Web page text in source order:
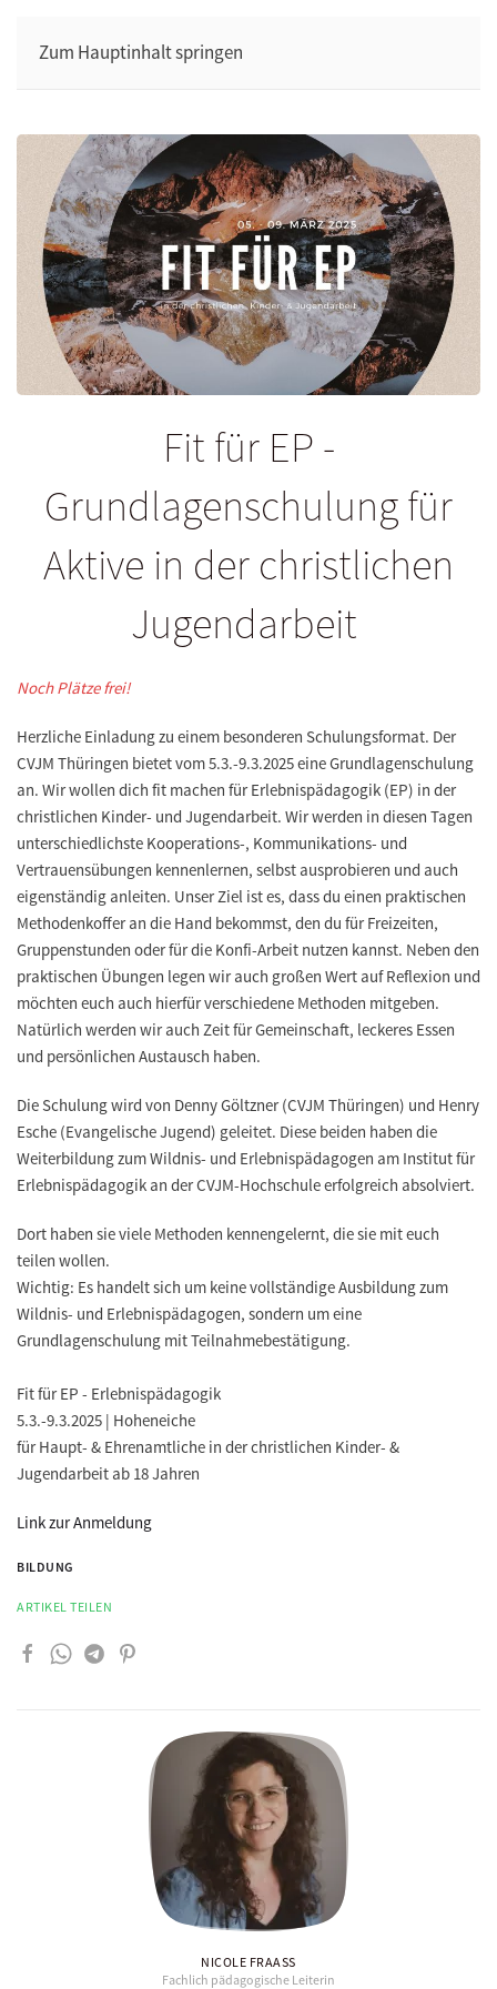
Zum Hauptinhalt springen
Fit für EP -
Grundlagenschulung für
Aktive in der christlichen
Jugendarbeit
Noch Plätze frei!
Herzliche Einladung zu einem besonderen Schulungsformat. Der
CVJM Thüringen bietet vom 5.3.-9.3.2025 eine Grundlagenschulung
an. Wir wollen dich fit machen für Erlebnispädagogik (EP) in der
christlichen Kinder- und Jugendarbeit. Wir werden in diesen Tagen
unterschiedlichste Kooperations-, Kommunikations- und
Vertrauensübungen kennenlernen, selbst ausprobieren und auch
eigenständig anleiten. Unser Ziel ist es, dass du einen praktischen
Methodenkoffer an die Hand bekommst, den du für Freizeiten,
Gruppenstunden oder für die Konfi-Arbeit nutzen kannst. Neben den
praktischen Übungen legen wir auch großen Wert auf Reflexion und
möchten euch auch hierfür verschiedene Methoden mitgeben.
Natürlich werden wir auch Zeit für Gemeinschaft, leckeres Essen
und persönlichen Austausch haben.
Die Schulung wird von Denny Göltzner (CVJM Thüringen) und Henry
Esche (Evangelische Jugend) geleitet. Diese beiden haben die
Weiterbildung zum Wildnis- und Erlebnispädagogen am Institut für
Erlebnispädagogik an der CVJM-Hochschule erfolgreich absolviert.
Dort haben sie viele Methoden kennengelernt, die sie mit euch
teilen wollen.
Wichtig: Es handelt sich um keine vollständige Ausbildung zum
Wildnis- und Erlebnispädagogen, sondern um eine
Grundlagenschulung mit Teilnahmebestätigung.
Fit für EP - Erlebnispädagogik
5.3.-9.3.2025 | Hoheneiche
für Haupt- & Ehrenamtliche in der christlichen Kinder- &
Jugendarbeit ab 18 Jahren
Link zur Anmeldung
BILDUNG
ARTIKEL TEILEN
NICOLE FRAASS
Fachlich pädagogische Leiterin